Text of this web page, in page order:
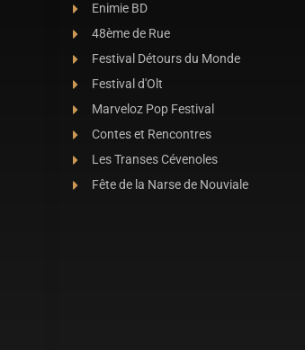
Enimie BD
48ème de Rue
Festival Détours du Monde
Festival d'Olt
Marveloz Pop Festival
Contes et Rencontres
Les Transes Cévenoles
Fête de la Narse de Nouviale